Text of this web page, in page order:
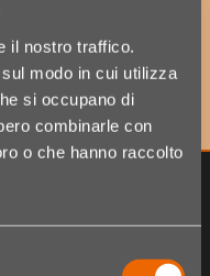
il nostro traffico.
modo in cui utilizza
si occupano di
combinarle con
o che hanno raccolto
NEWSLETTER
e scoprire per primo